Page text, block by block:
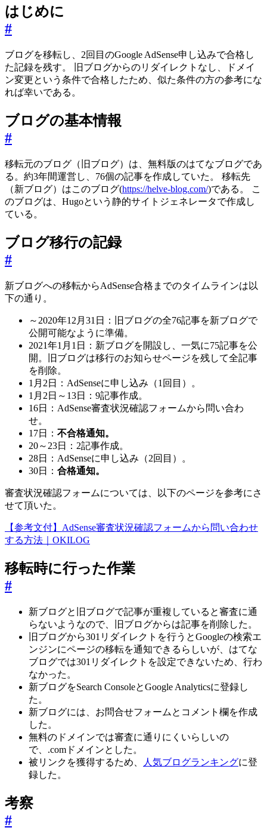
はじめに
#
ブログを移転し、2回目のGoogle AdSense申し込みで合格し
た記録を残す。 旧ブログからのリダイレクトなし、ドメイ
ン変更という条件で合格したため、似た条件の方の参考にな
れば幸いである。
ブログの基本情報
#
移転元のブログ（旧ブログ）は、無料版のはてなブログであ
る。約3年間運営し、76個の記事を作成していた。 移転先
（新ブログ）はこのブログ(https://helve-blog.com/)である。 こ
のブログは、Hugoという静的サイトジェネレータで作成し
ている。
ブログ移行の記録
#
新ブログへの移転からAdSense合格までのタイムラインは以
下の通り。
～2020年12月31日：旧ブログの全76記事を新ブログで
公開可能なように準備。
2021年1月1日：新ブログを開設し、一気に75記事を公
開。旧ブログは移行のお知らせページを残して全記事
を削除。
1月2日：AdSenseに申し込み（1回目）。
1月2日～13日：9記事作成。
16日：AdSense審査状況確認フォームから問い合わ
せ。
17日： 不合格通知。
20～23日：2記事作成。
28日：AdSenseに申し込み（2回目）。
30日： 合格通知。
審査状況確認フォームについては、以下のページを参考にさ
せて頂いた。
【参考文付】AdSense審査状況確認フォームから問い合わせ
する方法｜OKILOG
移転時に行った作業
#
新ブログと旧ブログで記事が重複していると審査に通
らないようなので、旧ブログからは記事を削除した。
旧ブログから301リダイレクトを行うとGoogleの検索エ
ンジンにページの移転を通知できるらしいが、はてな
ブログでは301リダイレクトを設定できないため、行わ
なかった。
新ブログをSearch ConsoleとGoogle Analyticsに登録し
た。
新ブログには、お問合せフォームとコメント欄を作成
した。
無料のドメインでは審査に通りにくいらしいの
で、.comドメインとした。
被リンクを獲得するため、
人気ブログランキングに登
録した。
考察
#